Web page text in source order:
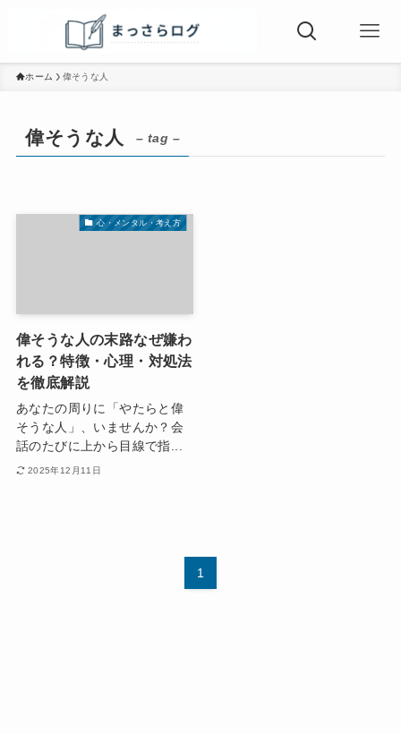
ホーム 偉そうな人
偉そうな人 – tag –
心・メンタル・考え方
偉そうな人の末路なぜ嫌わ
れる？特徴・心理・対処法
を徹底解説
あなたの周りに「やたらと偉
そうな人」、いませんか？会
話のたびに上から目線で指...
2025年12月11日
1